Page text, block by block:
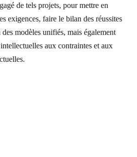
de tels projets, pour mettre en
exigences, faire le bilan des réussites
modèles unifiés, mais également
aux contraintes et aux